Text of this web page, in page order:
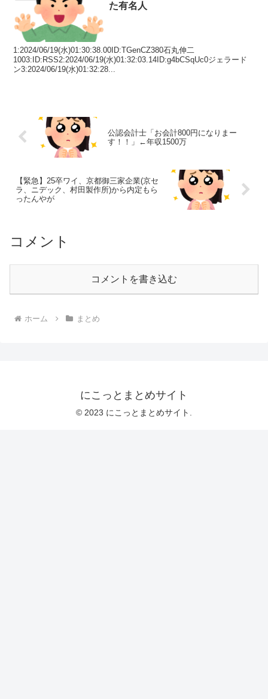
た有名人
1:2024/06/19(水)01:30:38.00ID:TGenCZ380石丸伸二
1003:ID:RSS2:2024/06/19(水)01:32:03.14ID:g4bCSqUc0ジェラード
ン3:2024/06/19(水)01:32:28...
公認会計士「お会計800円になりまー
す！！」←年収1500万
【緊急】25卒ワイ、京都御三家企業(京セ
ラ、ニデック、村田製作所)から内定もら
ったんやが
コメント
コメントを書き込む
ホーム まとめ
にこっとまとめサイト
© 2023 にこっとまとめサイト.